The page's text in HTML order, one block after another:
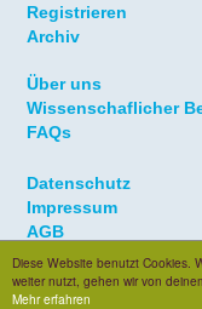
Diese Website benutzt Cookies.
weiter nutzt, gehen wir von
Mehr erfahren
Registrieren
Archiv
Über uns
Wissenschaflicher
FAQs
Datenschutz
Impressum
AGB
© 2021 Taramax